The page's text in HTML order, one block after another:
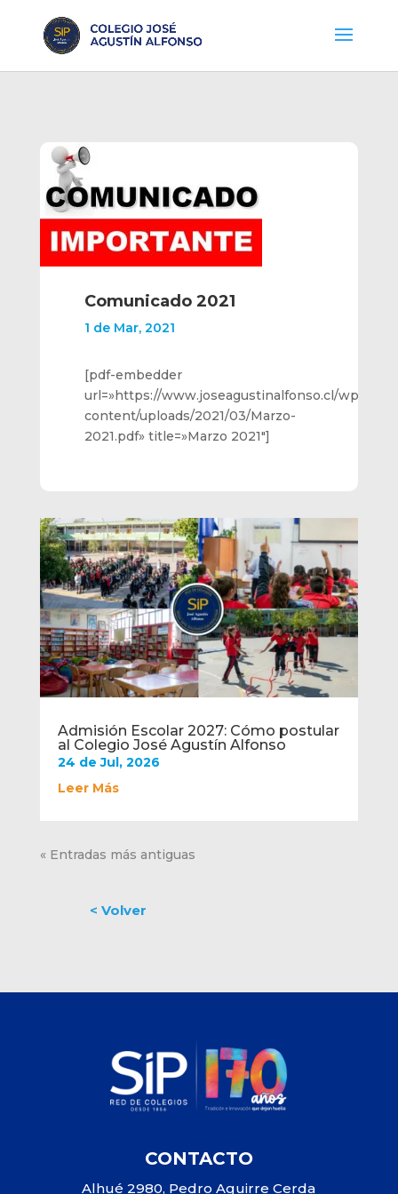
Admisión Escolar 2027: Cómo postular
al Colegio José Agustín Alfonso
24 de Jul, 2026
Leer Más
« Entradas más antiguas
Comunicado 2021
1 de Mar, 2021
[pdf-embedder
url=»https://www.joseagustinalfonso.cl/wp-
content/uploads/2021/03/Marzo-
2021.pdf» title=»Marzo 2021″]
CONTACTO
Alhué 2980, Pedro Aguirre Cerda